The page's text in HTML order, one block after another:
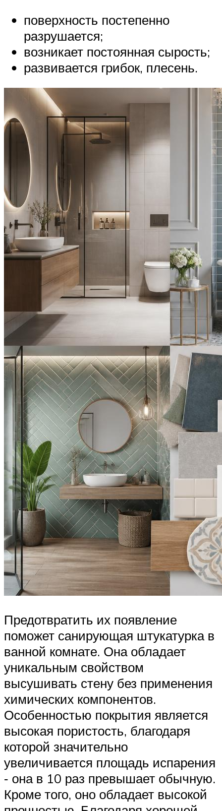
поверхность постепенно
разрушается;
возникает постоянная сырость;
развивается грибок, плесень.
Предотвратить их появление
поможет санирующая штукатурка в
ванной комнате. Она обладает
уникальным свойством
высушивать стену без применения
химических компонентов.
Особенностью покрытия является
высокая пористость, благодаря
которой значительно
увеличивается площадь испарения
‑ она в 10 раз превышает обычную.
Кроме того, оно обладает высокой